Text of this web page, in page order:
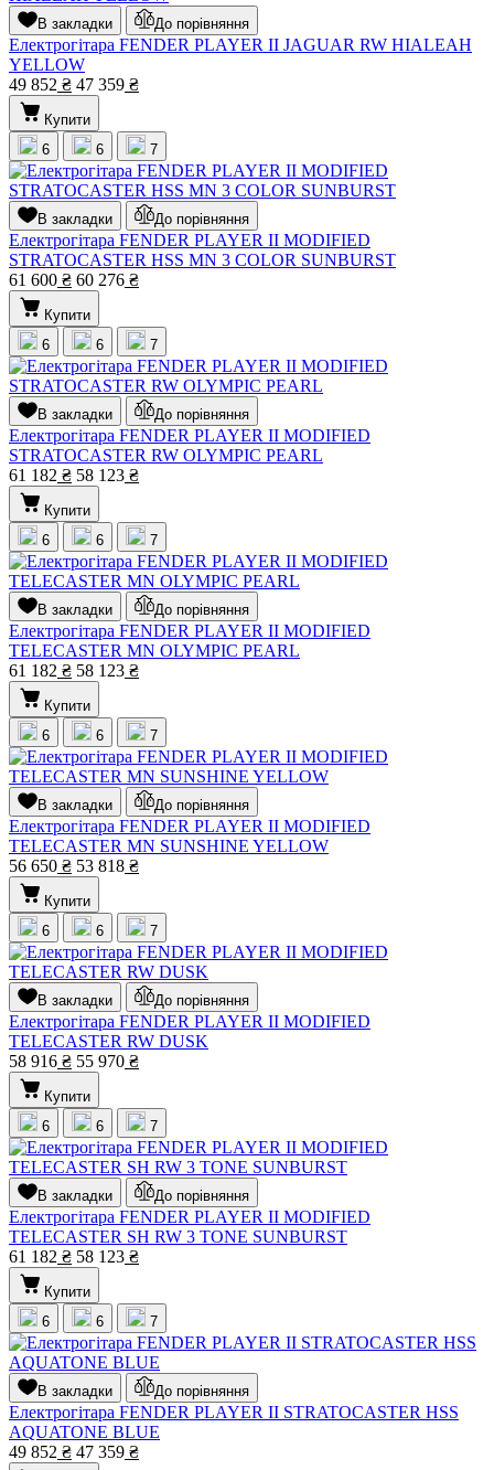
В закладки До порівняння
Електрогітара FENDER PLAYER II JAGUAR RW HIALEAH
YELLOW
49 852 ₴ 47 359 ₴
Купити
6
6 7
В закладки До порівняння
Електрогітара FENDER PLAYER II MODIFIED
STRATOCASTER HSS MN 3 COLOR SUNBURST
61 600 ₴ 60 276 ₴
Купити
6
6 7
В закладки До порівняння
Електрогітара FENDER PLAYER II MODIFIED
STRATOCASTER RW OLYMPIC PEARL
61 182 ₴ 58 123 ₴
Купити
6
6 7
В закладки До порівняння
Електрогітара FENDER PLAYER II MODIFIED
TELECASTER MN OLYMPIC PEARL
61 182 ₴ 58 123 ₴
Купити
6
6 7
В закладки До порівняння
Електрогітара FENDER PLAYER II MODIFIED
TELECASTER MN SUNSHINE YELLOW
56 650 ₴ 53 818 ₴
Купити
6
6 7
В закладки До порівняння
Електрогітара FENDER PLAYER II MODIFIED
TELECASTER RW DUSK
58 916 ₴ 55 970 ₴
Купити
6
6 7
В закладки До порівняння
Електрогітара FENDER PLAYER II MODIFIED
TELECASTER SH RW 3 TONE SUNBURST
61 182 ₴ 58 123 ₴
Купити
6
6 7
В закладки До порівняння
Електрогітара FENDER PLAYER II STRATOCASTER HSS
AQUATONE BLUE
49 852 ₴ 47 359 ₴